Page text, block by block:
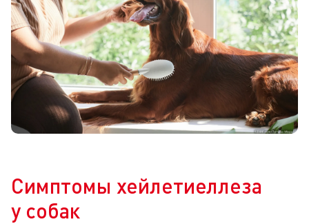
Симптомы хейлетиеллеза
у собак